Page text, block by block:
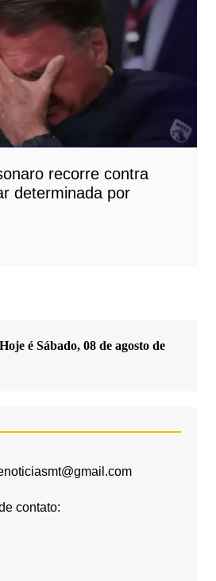
recorre contra
determinada por
é Sábado, 08 de agosto de
contato: